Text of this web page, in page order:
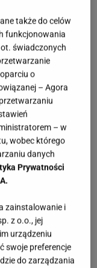
także do celów
funkcjonowania
świadczonych
o
– Agora
– w
wobec którego
danych
Prywatności
zainstalowanie i
z o.o., jej
urządzeniu
swoje preferencje
do zarządzania